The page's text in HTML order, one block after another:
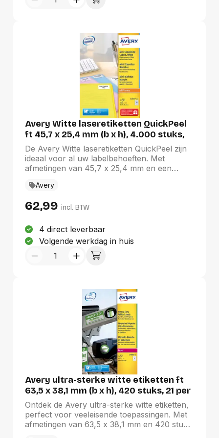
Avery Witte laseretiketten QuickPeel
ft 45,7 x 25,4 mm (b x h), 4.000 stuks,
doos van 100 blad
De Avery Witte laseretiketten QuickPeel zijn
ideaal voor al uw labelbehoeften. Met
afmetingen van 45,7 x 25,4 mm en een
vellen) zijn ze perfect voor een storingsvrije
hoeken en QuickPEEL toepassing zorgen
hittebestendige etiketten zijn eenvoudig te
ontwerpen met de gratis Avery Design &
Print software en zijn FSC-gecertificeerd
voor verantwoord gebruik.
Avery
62,99 incl. BTW
4 direct leverbaar
Volgende werkdag in huis
Avery ultra-sterke witte etiketten ft
63,5 x 38,1 mm (b x h), 420 stuks, 21 per
blad
Ontdek de Avery ultra-sterke witte etiketten,
perfect voor veeleisende toepassingen. Met
afmetingen van 63,5 x 38,1 mm en 420 stuks